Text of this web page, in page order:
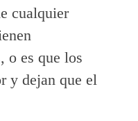
cualquier
o es que los
y dejan que el